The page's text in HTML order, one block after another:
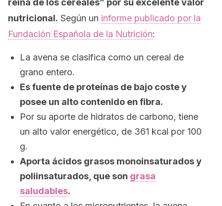
reina de los cereales” por su excelente valor
nutricional. Según un informe publicado por la
Fundación Española de la Nutrición:
La avena se clasifica como un cereal de
grano entero.
Es fuente de proteínas de bajo coste y
posee un alto contenido en fibra.
Por su aporte de hidratos de carbono, tiene
un alto valor energético, de 361 kcal por 100
g.
Aporta ácidos grasos monoinsaturados y
poliinsaturados, que son grasa
saludables.